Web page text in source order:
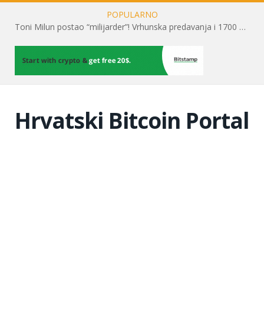
POPULARNO
Toni Milun postao “milijarder”! Vrhunska predavanja i 1700 posjetitelja obilježili su mjesec financijske pismenosti
Hrvatski Bitcoin Portal